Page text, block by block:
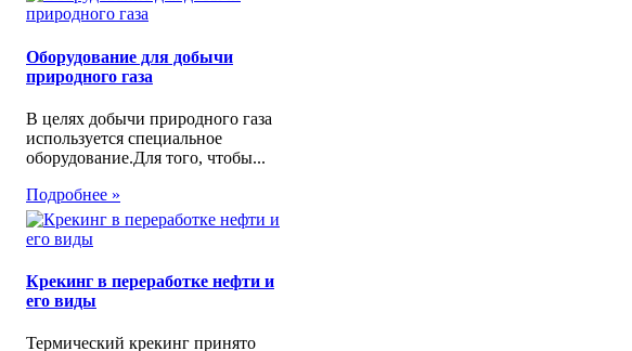
Оборудование для добычи
природного газа
В целях добычи природного газа
используется специальное
оборудование.Для того, чтобы...
Подробнее »
Крекинг в переработке нефти и
его виды
Термический крекинг принято